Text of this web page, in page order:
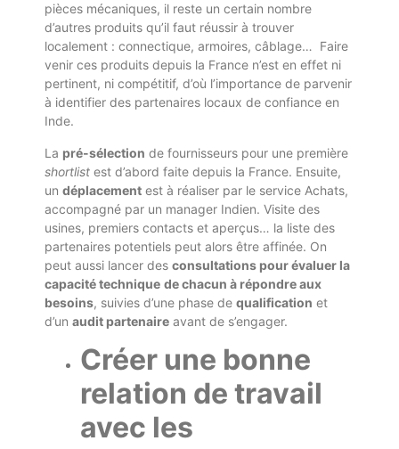
pièces mécaniques, il reste un certain nombre
d’autres produits qu’il faut réussir à trouver
localement : connectique, armoires, câblage… Faire
venir ces produits depuis la France n’est en effet ni
pertinent, ni compétitif, d’où l’importance de parvenir
à identifier des partenaires locaux de confiance en
Inde.
La pré-sélection de fournisseurs pour une première
shortlist est d’abord faite depuis la France. Ensuite,
un déplacement est à réaliser par le service Achats,
accompagné par un manager Indien. Visite des
usines, premiers contacts et aperçus… la liste des
partenaires potentiels peut alors être affinée. On
peut aussi lancer des consultations pour évaluer la
capacité technique de chacun à répondre aux
besoins, suivies d’une phase de qualification et
d’un audit partenaire avant de s’engager.
Créer une bonne
relation de travail
avec les